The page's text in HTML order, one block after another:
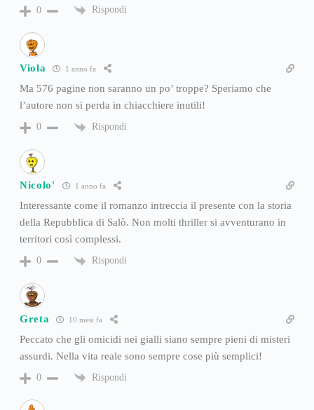
0 Rispondi
Viola 1 anno fa
Ma 576 pagine non saranno un po’ troppe? Speriamo che
l’autore non si perda in chiacchiere inutili!
0 Rispondi
Nicolo' 1 anno fa
Interessante come il romanzo intreccia il presente con la storia
della Repubblica di Salò. Non molti thriller si avventurano in
territori così complessi.
0 Rispondi
Greta 10 mesi fa
Peccato che gli omicidi nei gialli siano sempre pieni di misteri
assurdi. Nella vita reale sono sempre cose più semplici!
0 Rispondi